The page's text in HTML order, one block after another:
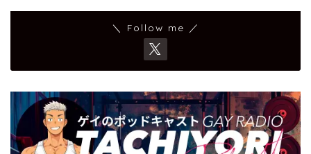
＼ Follow me ／